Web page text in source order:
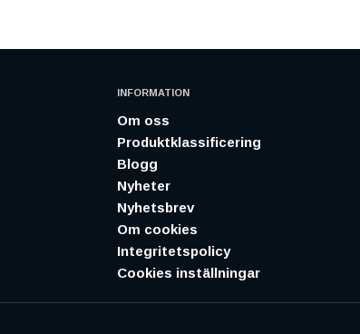
INFORMATION
Om oss
Produktklassificering
Blogg
Nyheter
Nyhetsbrev
Om cookies
Integritetspolicy
Cookies inställningar